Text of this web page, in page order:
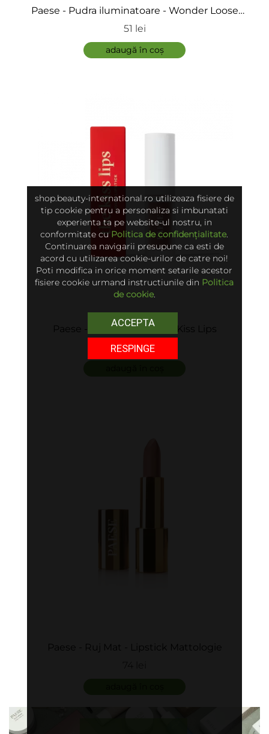
Paese - Pudra iluminatoare - Wonder Loose
Highliter
51 lei
adaugă în coș
Paese - Ruj de buze - The Kiss Lips
75 lei
Paese - Ruj Mat - Lipstick Mattologie
74 lei
shop.beauty-international.ro utilizeaza fisiere de
tip cookie pentru a personaliza si imbunatati
experienta ta pe website-ul nostru, in
conformitate cu Politica de confidențialitate.
Continuarea navigarii presupune ca esti de
acord cu utilizarea cookie-urilor de catre noi!
Poti modifica in orice moment setarile acestor
fisiere cookie urmand instructiunile din Politica
de cookie.
ACCEPTA
RESPINGE